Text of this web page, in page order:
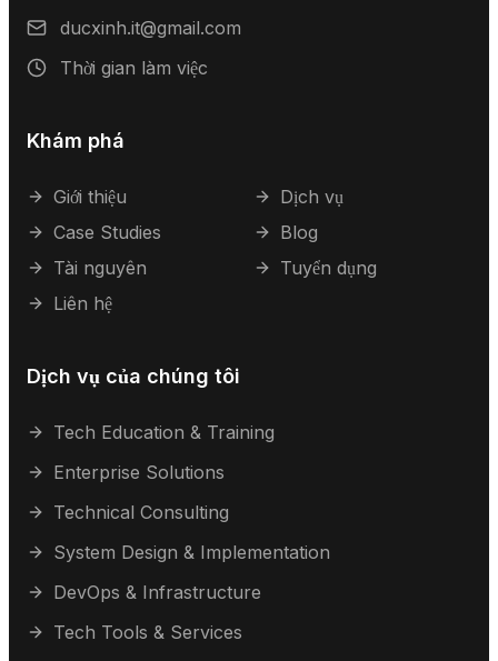
ducxinh.it@gmail.com
Thời gian làm việc
Khám phá
Giới thiệu
Dịch vụ
Case Studies
Blog
Tài nguyên
Tuyển dụng
Liên hệ
Dịch vụ của chúng tôi
Tech Education & Training
Enterprise Solutions
Technical Consulting
System Design & Implementation
DevOps & Infrastructure
Tech Tools & Services